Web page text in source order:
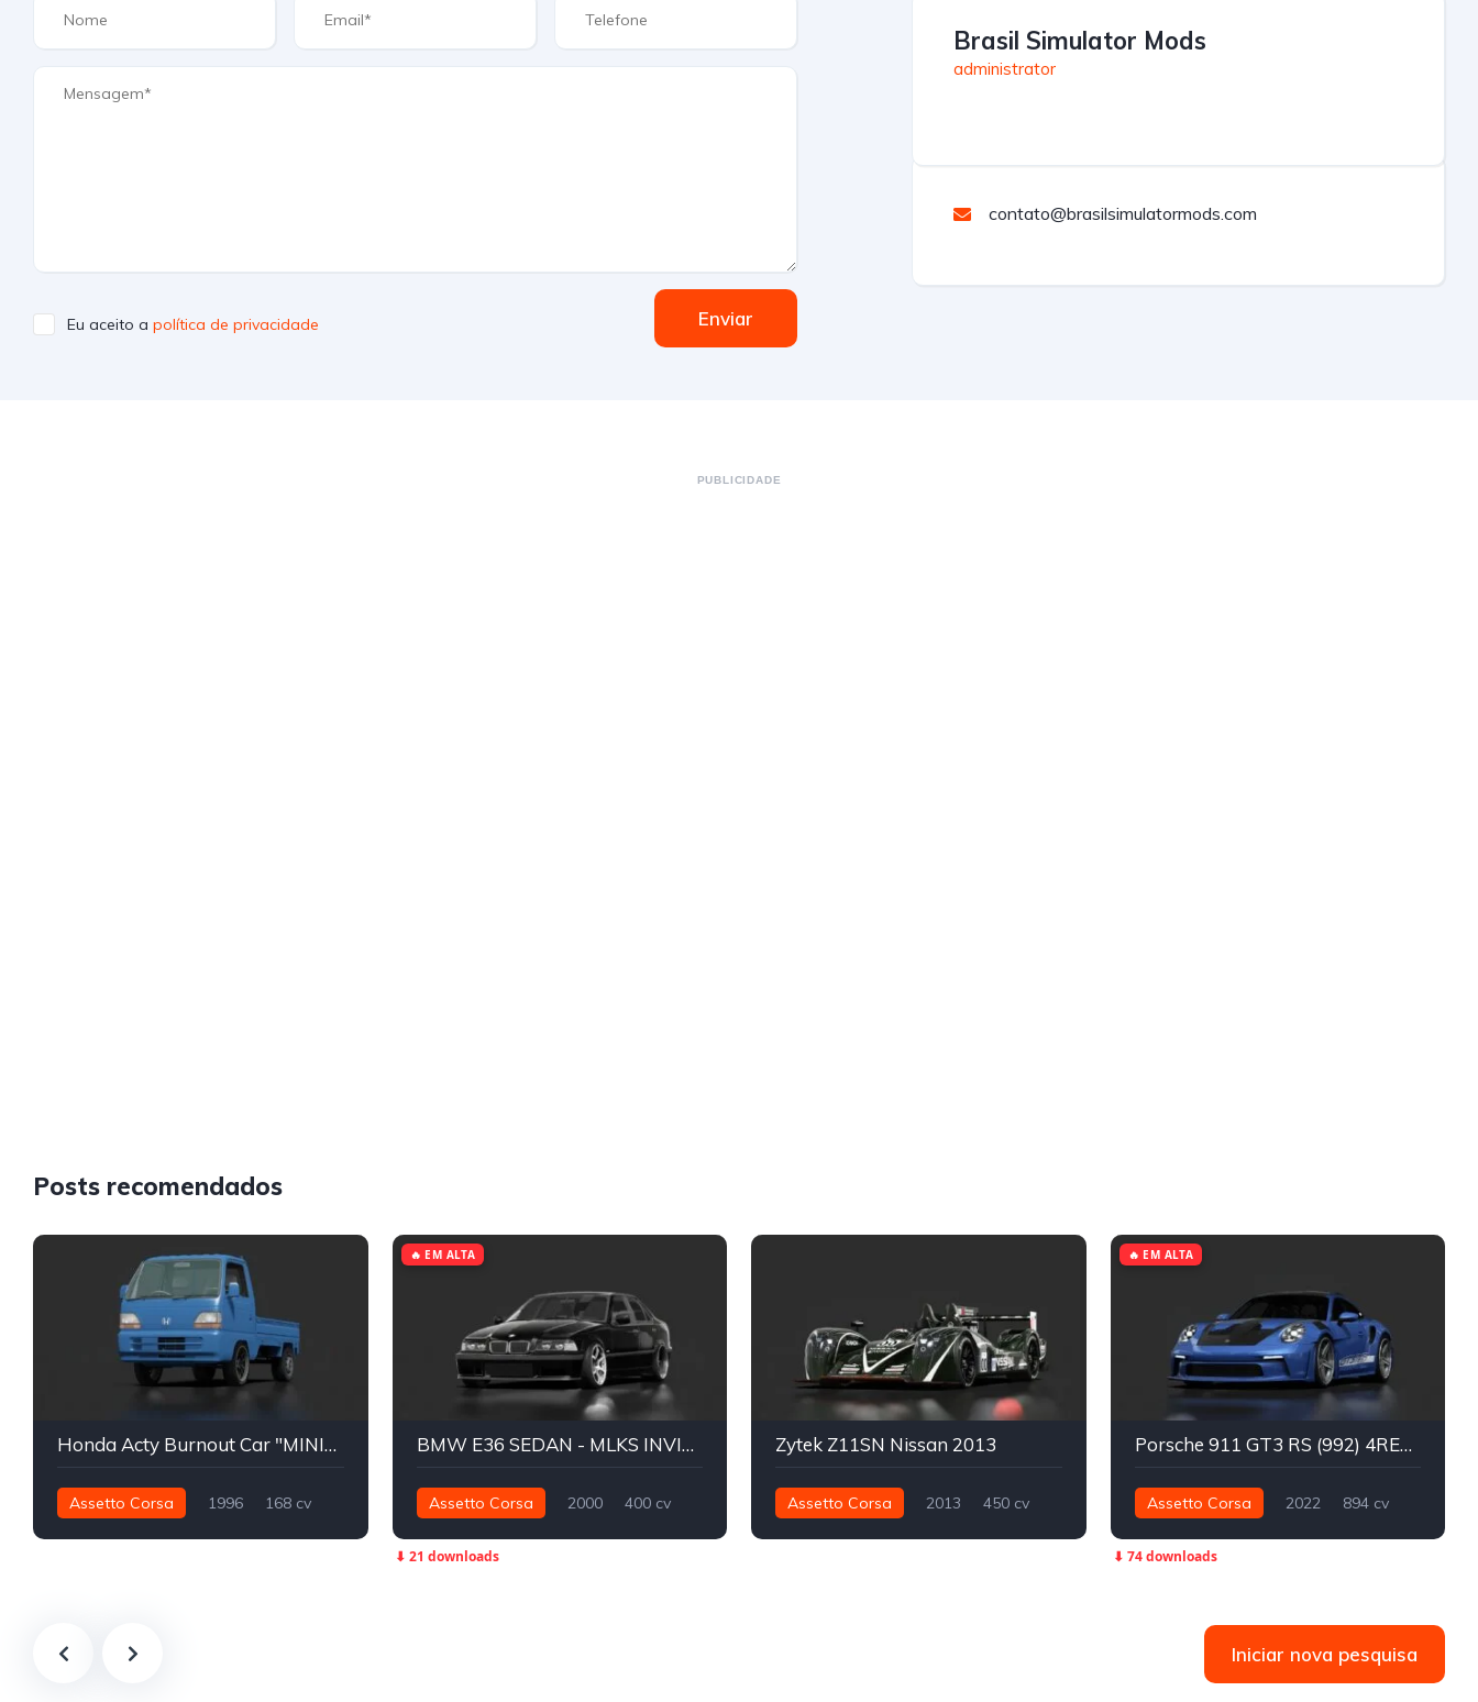
Eu aceito a política de privacidade Enviar
Brasil Simulator Mods
administrator
contato@brasilsimulatormods.com
PUBLICIDADE
Posts recomendados
Honda Acty Burnout Car "MINITOW"
Assetto Corsa 1996
168 cv
BMW E36 SEDAN - MLKS INVITATIONAL
Assetto Corsa 2000
400 cv
🔥 EM ALTA
⬇ 21 downloads
Zytek Z11SN Nissan 2013
Assetto Corsa 2013
450 cv
Porsche 911 GT3 RS (992) 4REAL
Assetto Corsa 2022
894 cv
🔥 EM ALTA
⬇ 74 downloads
Iniciar nova pesquisa